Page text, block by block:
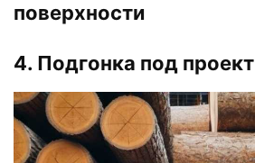
поверхности
4. Подгонка под проект